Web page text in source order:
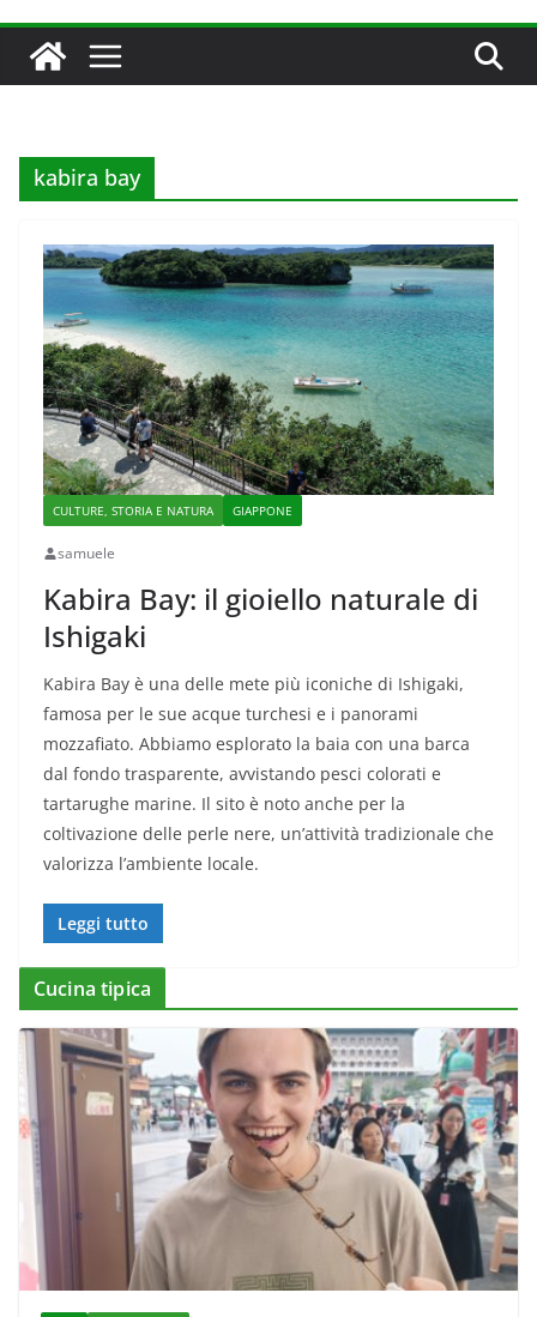
kabira bay
CULTURE, STORIA E NATURA GIAPPONE
samuele
Kabira Bay: il gioiello naturale di
Ishigaki
Kabira Bay è una delle mete più iconiche di Ishigaki,
famosa per le sue acque turchesi e i panorami
mozzafiato. Abbiamo esplorato la baia con una barca
dal fondo trasparente, avvistando pesci colorati e
tartarughe marine. Il sito è noto anche per la
coltivazione delle perle nere, un’attività tradizionale che
valorizza l’ambiente locale.
Leggi tutto
Cucina tipica